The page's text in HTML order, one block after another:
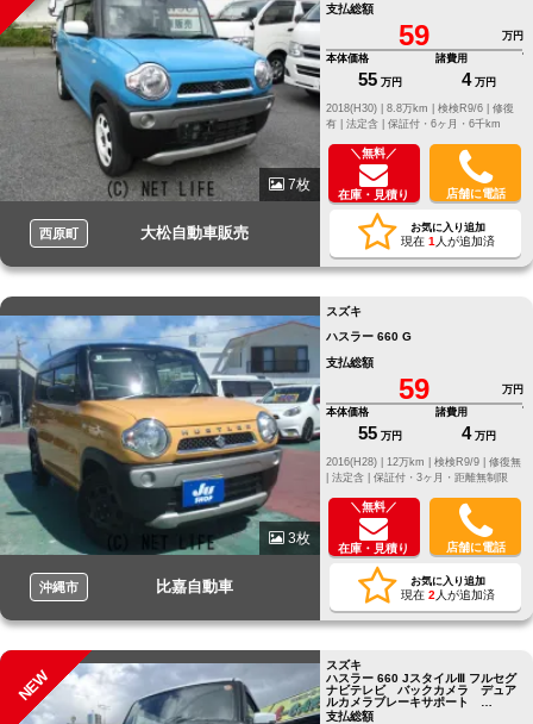
7枚
西原町 大松自動車販売
支払総額
59
万円
本体価格
55 万円
諸費用
4 万円
修復
有 | 法定含 | 保証付・6ヶ月・6千km
＼無料／
在庫・見積り 店舗に電話
お気に入り追加
現在 1 人が追加済
3枚
沖縄市 比嘉自動車
スズキ
ハスラー 660 G
支払総額
59
万円
本体価格
55 万円
諸費用
4 万円
修復無
法定含 | 保証付・3ヶ月・距離無制限
＼無料／
在庫・見積り 店舗に電話
お気に入り追加
現在 2 人が追加済
NEW
スズキ
ハスラー 660 JスタイルⅢ フルセグ
ナビテレビ バックカメラ デュア
ルカメラブレーキサポート
Bluetooth ETC
支払総額